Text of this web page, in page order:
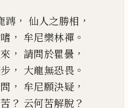
𨄔 ， 仙人之勝相 ，
， 牟尼樂林禪 。
， 請問於瞿曇 ，
， 大龍無恐畏 。
， 牟尼願決疑 ，
？ 云何苦解脫 ？